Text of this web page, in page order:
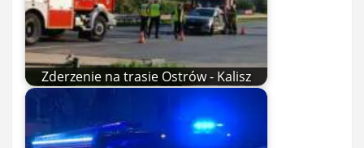
Zderzenie na trasie Ostrów - Kalisz